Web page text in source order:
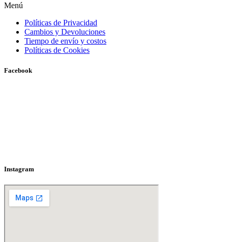
Menú
Políticas de Privacidad
Cambios y Devoluciones
Tiempo de envío y costos
Políticas de Cookies
Facebook
Instagram